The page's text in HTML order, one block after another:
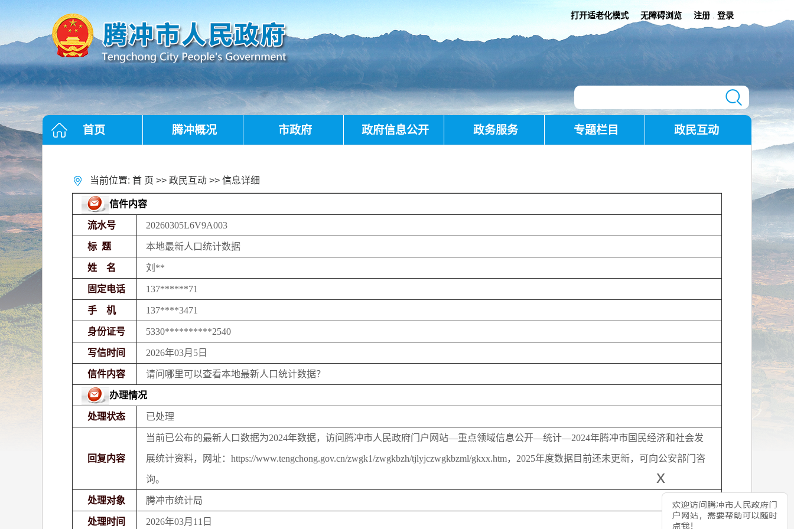
打开适老化模式 无障碍浏览 注册 登录
x
首页 腾冲概况 市政府 政府信息公开 政务服务 专题栏目 政民互动
当前位置: 首 页 >> 政民互动 >> 信息详细
信件内容
流水号 20260305L6V9A003
标 题 本地最新人口统计数据
姓 名 刘**
固定电话 137******71
手 机 137****3471
身份证号 5330**********2540
写信时间 2026年03月5日
信件内容 请问哪里可以查看本地最新人口统计数据？
办理情况
处理状态 已处理
回复内容
当前已公布的最新人口数据为2024年数据，访问腾冲市人民政府门户网站—重点领域信息公开—统计—2024年腾冲市国民经济和社会发
展统计资料，网址： https://www.tengchong.gov.cn/zwgk1/zwgkbzh/tjlyjczwgkbzml/gkxx.htm，2025年度数据目前还未更新，可向公安部门咨
询。
处理对象 腾冲市统计局
处理时间 2026年03月11日